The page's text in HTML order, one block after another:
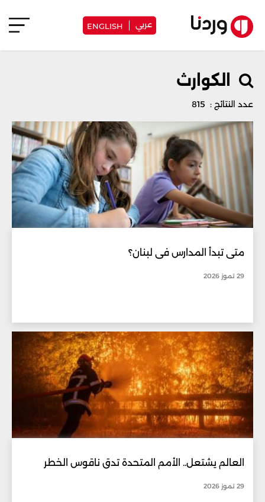
عربي ENGLISH
الكوارث
عدد النتائج : 815
متى تبدأ المدارس في لبنان؟
29 تموز 2026
العالم يشتعل.. الأمم المتحدة تدق ناقوس الخطر
29 تموز 2026